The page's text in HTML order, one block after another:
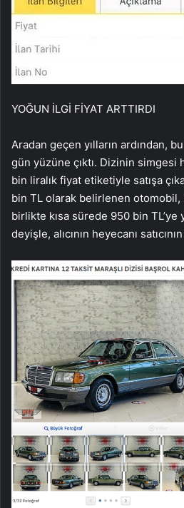
YOĞUN İLGİ FİYAT ARTTIRDI
Aradan geçen yılların ardından,
gün yüzüne çıktı. Dizinin simgesi
bin liralık fiyat etiketiyle satışa
bin TL olarak belirlenen otomobil,
birlikte kısa sürede 950 bin
deyişle, alıcının heyecanı